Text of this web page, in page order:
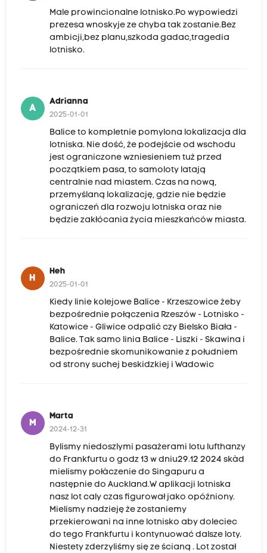
Male prowincionalne lotnisko.Po wypowiedzi
prezesa wnoskyje ze chyba tak zostanie.Bez
ambicji,bez planu,szkoda gadac,tragedia
lotnisko.
A
Adrianna
2025-01-01
Balice to kompletnie pomylona lokalizacja dla
lotniska. Nie dość, że podejście od wschodu
jest ograniczone wzniesieniem tuż przed
początkiem pasa, to samoloty latają
centralnie nad miastem. Czas na nową,
przemyślaną lokalizację, gdzie nie będzie
ograniczeń dla rozwoju lotniska oraz nie
będzie zakłócania życia mieszkańców miasta.
H
Heh
2025-01-01
Kiedy linie kolejowe Balice - Krzeszowice żeby
bezpośrednie połączenia Rzeszów - Lotnisko -
Katowice - Gliwice odpalić czy Bielsko Biała -
Balice. Tak samo linia Balice - Liszki - Skawina i
bezpośrednie skomunikowanie z południem
od strony suchej beskidzkiej i Wadowic
M
Marta
2024-12-31
Bylismy niedoszlymi pasażerami lotu lufthanzy
do Frankfurtu o godz 13 w dniu29.12 2024 skàd
mielismy połàczenie do Singapuru a
następnie do Auckland.W aplikacji lotniska
nasz lot caly czas figurował jako opóźniony.
Mielismy nadzieję że zostaniemy
przekierowani na inne lotnisko aby doleciec
do tego Frankfurtu i kontynuować dalsze loty.
Niestety zderzyliśmy się ze ścianą . Lot został